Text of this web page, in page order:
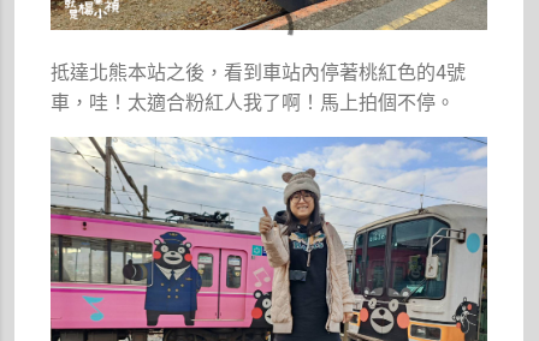
抵達北熊本站之後，看到車站內停著桃紅色的4號
車，哇！太適合粉紅人我了啊！馬上拍個不停。